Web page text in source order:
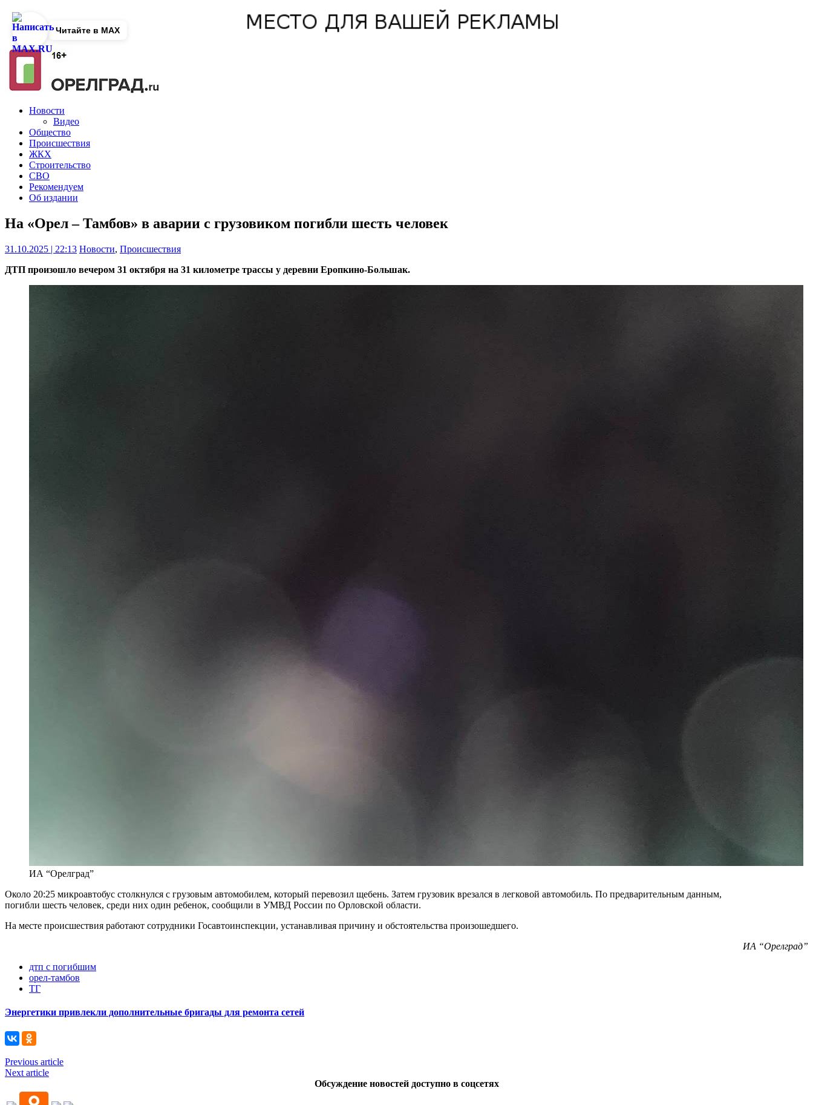
Новости
Видео
Общество
Происшествия
ЖКХ
Строительство
СВО
Рекомендуем
Об издании
На «Орел – Тамбов» в аварии с грузовиком погибли шесть человек
31.10.2025 | 22:13 Новости, Происшествия
ДТП произошло вечером 31 октября на 31 километре трассы у деревни Еропкино-Большак.
ИА “Орелград”
Около 20:25 микроавтобус столкнулся с грузовым автомобилем, который перевозил щебень. Затем грузовик врезался в легковой автомобиль. По предварительным данным,
погибли шесть человек, среди них один ребенок, сообщили в УМВД России по Орловской области.
На месте происшествия работают сотрудники Госавтоинспекции, устанавливая причину и обстоятельства произошедшего.
ИА “Орелград”
дтп с погибшим
орел-тамбов
ТГ
Энергетики привлекли дополнительные бригады для ремонта сетей
Previous article
Next article
Обсуждение новостей доступно в соцсетях
Читайте в MAX